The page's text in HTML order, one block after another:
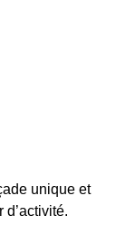
unique et
d’activité.